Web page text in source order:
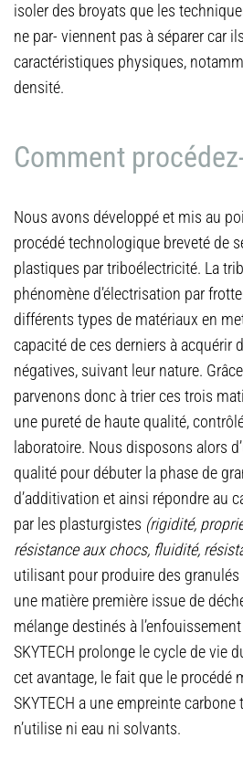
isoler des broyats que les
ne par- viennent pas à séparer car
caractéristiques physiques,
densité.
Comment
Nous avons développé et mis au
procédé technologique breveté de
plastiques par triboélectricité. La
phénomène d’électrisation par
différents types de matériaux en
capacité de ces derniers à acquérir
négatives, suivant leur nature.
parvenons donc à trier ces trois
une pureté de haute qualité,
laboratoire. Nous disposons alors
qualité pour débuter la phase de
d’additivation et ainsi répondre au
par les plasturgistes (rigidité,
résistance aux chocs, fluidité,
utilisant pour produire des
une matière première issue de
mélange destinés à
SKYTECH prolonge le cycle de vie
cet avantage, le fait que le procédé
SKYTECH a une empreinte carbone
n’utilise ni eau ni solvants.